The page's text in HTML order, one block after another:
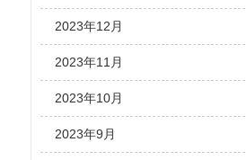
2023年12月
2023年11月
2023年10月
2023年9月